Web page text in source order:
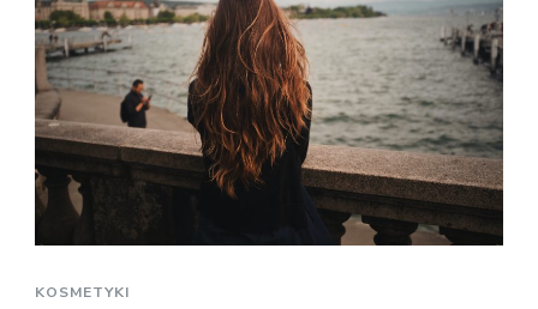
KOSMETYKI